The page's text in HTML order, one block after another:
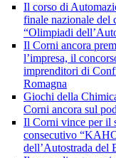
Il corso di
finale nazionale del
“Olimpiadi
Il Corni ancora
l’impresa, il
imprenditori di
Romagna
Giochi della
Corni ancora sul
Il Corni vince per il
consecutivo
dell’Autostrada del